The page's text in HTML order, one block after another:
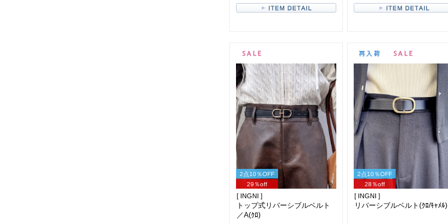
2点10％OFF
29％off
[ INGNI ]
トップ式リバーシブルベルト
／A(ｸﾛ)
2点10％OFF
28％off
[ INGNI ]
リバーシブルベルト(ｸﾛ/ｷｬﾒﾙ)